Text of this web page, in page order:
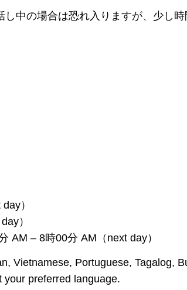
中の場合は恐れ入りますが、少し時
）
）
– 8時00分 AM（next day）
Vietnamese, Portuguese, Tagalog,
preferred language.